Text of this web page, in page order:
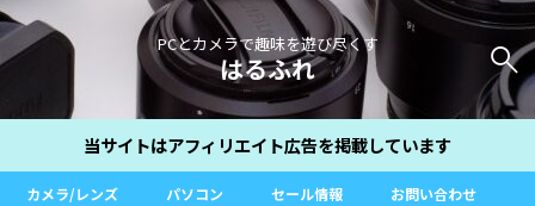
PCとカメラで趣味を遊び尽くす
はるふれ
当サイトはアフィリエイト広告を掲載しています
カメラ/レンズ パソコン セール情報 お問い合わせ